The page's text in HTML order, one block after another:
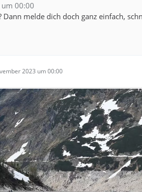
um 00:00
melde dich doch ganz einfach,
2023 um 00:00